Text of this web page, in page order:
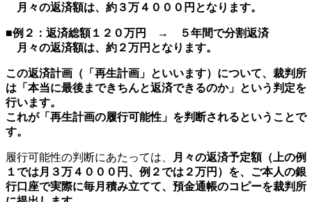
月々の返済額は、 約３万４０００円 となります。
■例２：返済総額１２０万円 → ５年間で分割返済
月々の返済額は、 約２万円 となります。
この返済計画（「再生計画」といいます）について、裁判所
は「本当に最後まできちんと返済できるのか」という判定を
行います。
これが「再生計画の履行可能性」を判断されるということで
す。
履行可能性の判断にあたっては、
月々の返済予定額（上の例
１では月３万４０００円、例２では２万円）を、ご本人の銀
行口座で実際に毎月積み立てて、預金通帳のコピーを裁判所